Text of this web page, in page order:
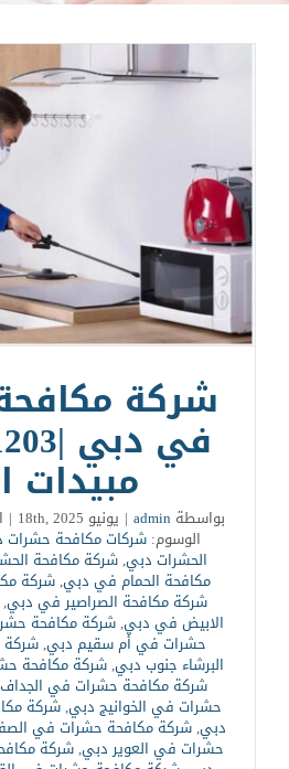
شركة
مبيدات
بواسطةadmin
| يونيو 18th, 2025 |
الوسوم:شركات مكافحة حشرات
الحشرات دبي,شركة مكافحة
مكافحة الحمام في دبي,شركة
شركة مكافحة الصراصير في دبي
الابيض في دبي,شركة مكافحة
حشرات في أم سقيم دبي,
البرشاء جنوب دبي,شركة مكافحة
شركة مكافحة حشرات في
حشرات في الخوانيج دبي,شركة
دبي,شركة مكافحة حشرات في
حشرات في العوير دبي,شركة